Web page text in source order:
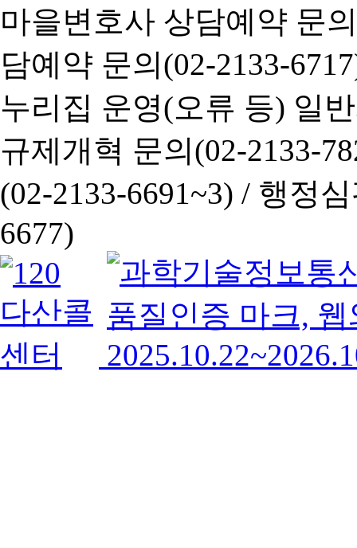
마을변호사 상담예약 문
담예약 문의(02-2133-
누리집 운영(오류 등) 일
규제개혁 문의(02-2133-
(02-2133-6691~3) / 행정심
6677)